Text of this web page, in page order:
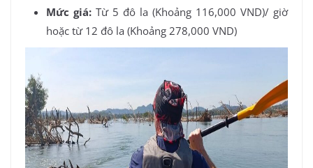
Mức giá: Từ 5 đô la (Khoảng 116,000 VND)/ giờ
hoặc từ 12 đô la (Khoảng 278,000 VND)